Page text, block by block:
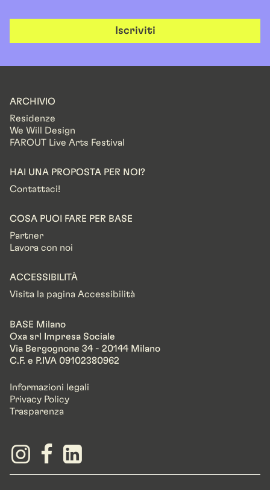
Iscriviti
ARCHIVIO
Residenze
We Will Design
FAROUT Live Arts Festival
HAI UNA PROPOSTA PER NOI?
Contattaci!
COSA PUOI FARE PER BASE
Partner
Lavora con noi
ACCESSIBILITÀ
Visita la pagina Accessibilità
BASE Milano
Oxa srl Impresa Sociale
Via Bergognone 34 - 20144 Milano
C.F. e P.IVA 09102380962
Informazioni legali
Privacy Policy
Trasparenza